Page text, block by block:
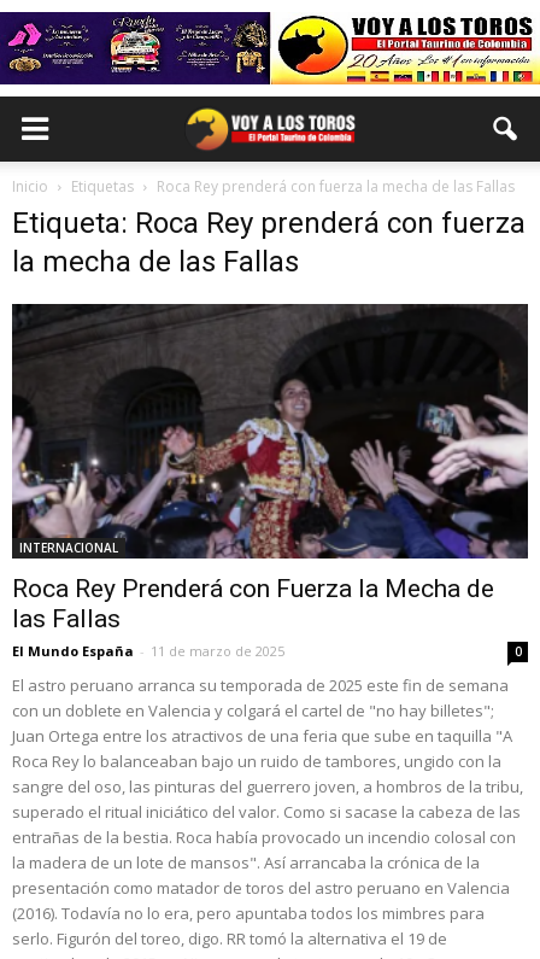
Inicio Etiquetas Roca Rey prenderá con fuerza la mecha de las Fallas
Etiqueta: Roca Rey prenderá con fuerza
la mecha de las Fallas
INTERNACIONAL
Roca Rey Prenderá con Fuerza la Mecha de
las Fallas
El Mundo España - 11 de marzo de 2025 0
El astro peruano arranca su temporada de 2025 este fin de semana
con un doblete en Valencia y colgará el cartel de "no hay billetes";
Juan Ortega entre los atractivos de una feria que sube en taquilla "A
Roca Rey lo balanceaban bajo un ruido de tambores, ungido con la
sangre del oso, las pinturas del guerrero joven, a hombros de la tribu,
superado el ritual iniciático del valor. Como si sacase la cabeza de las
entrañas de la bestia. Roca había provocado un incendio colosal con
la madera de un lote de mansos". Así arrancaba la crónica de la
presentación como matador de toros del astro peruano en Valencia
(2016). Todavía no lo era, pero apuntaba todos los mimbres para
serlo. Figurón del toreo, digo. RR tomó la alternativa el 19 de